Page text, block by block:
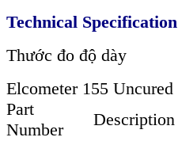
Technical Specification
Thước đo độ dày
Elcometer 155
Part
Number
Description